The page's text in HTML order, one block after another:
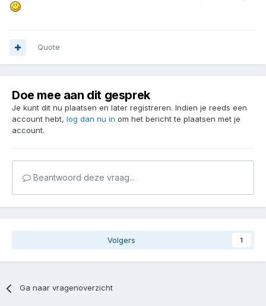
Quote
Doe mee aan dit gesprek
Je kunt dit nu plaatsen en later registreren. Indien je reeds een
account hebt, log dan nu in om het bericht te plaatsen met je
account.
Beantwoord deze vraag...
Volgers 1
Ga naar vragenoverzicht